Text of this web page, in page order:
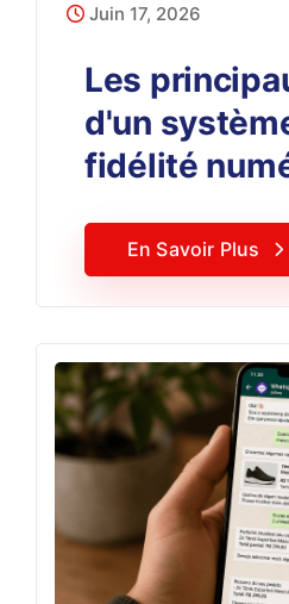
Juin 17, 2026
Les
d'un
fidélité
En Savoir Plus